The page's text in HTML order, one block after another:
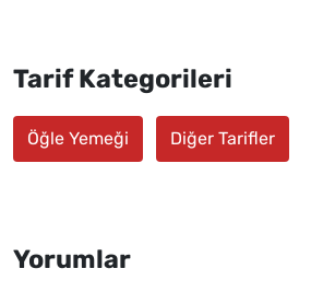
Tarif Kategorileri
Öğle Yemeği Diğer Tarifler
Yorumlar